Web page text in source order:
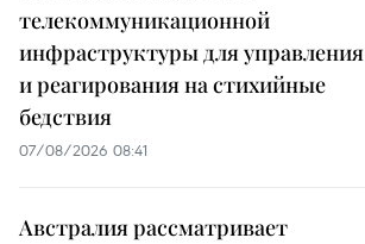
телекоммуникационной
инфраструктуры для управления
и реагирования на стихийные
бедствия
07/08/2026 08:41
Австралия рассматривает